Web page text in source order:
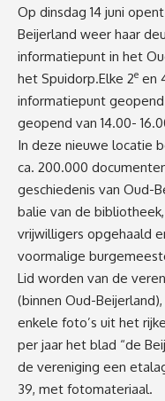
Op dinsdag 14 juni
Beijerland weer haar
informatiepunt in het
het Spuidorp.Elke 2e en
informatiepunt
geopend van 14.00-
In deze nieuwe locatie
ca. 200.000
geschiedenis van Oud-
balie van de
vrijwilligers opgehaald
voormalige
Lid worden van de
(binnen Oud-
enkele foto’s uit het
per jaar het blad “de
de vereniging een
39, met fotomateriaal.